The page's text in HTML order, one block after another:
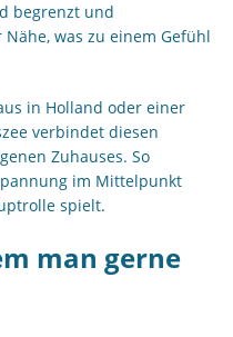
begrenzt und
was zu einem Gefühl
in Holland oder einer
verbindet diesen
Zuhauses. So
im Mittelpunkt
spielt.
man gerne